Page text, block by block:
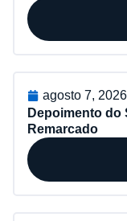
agosto 7, 2026
Depoimento do
Remarcado